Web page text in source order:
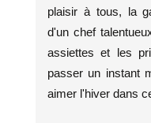
plaisir à tous, la
d'un chef
assiettes et les
passer un instant
aimer l'hiver dans